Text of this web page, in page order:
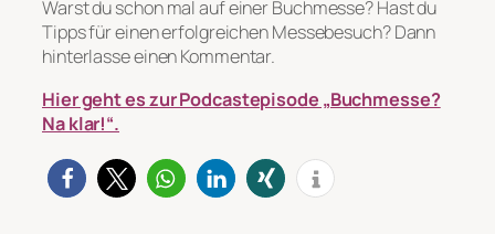
Warst du schon mal auf einer Buchmesse? Hast du
Tipps für einen erfolgreichen Messebesuch? Dann
hinterlasse einen Kommentar.
Hier geht es zur Podcastepisode „Buchmesse?
Na klar!“.